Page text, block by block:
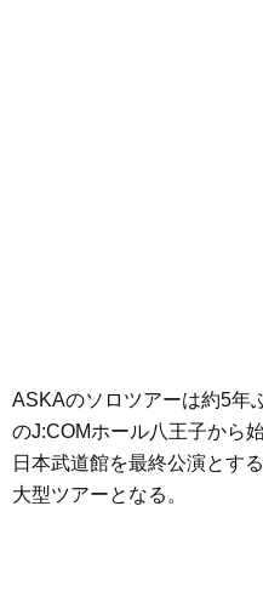
ASKAのソロツアーは約5年
のJ:COMホール八王子から
日本武道館を最終公演とす
大型ツアーとなる。